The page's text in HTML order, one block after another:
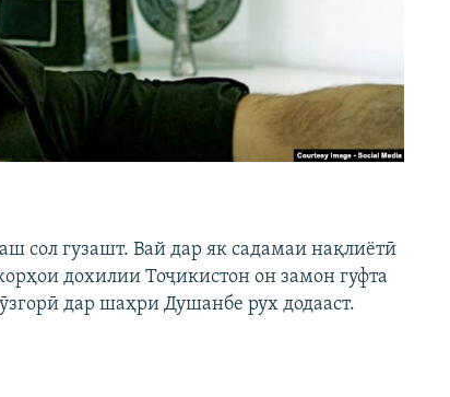
сол гузашт. Вай дар як садамаи нақлиётӣ
дохилии Тоҷикистон он замон гуфта
дар шаҳри Душанбе рух додааст.